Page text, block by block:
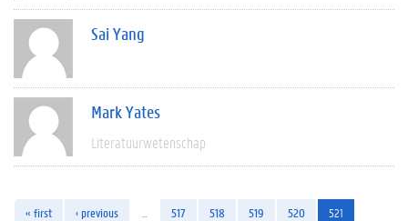
Sai Yang
Mark Yates
Literatuurwetenschap
« first ‹ previous 517 518 519 520
521